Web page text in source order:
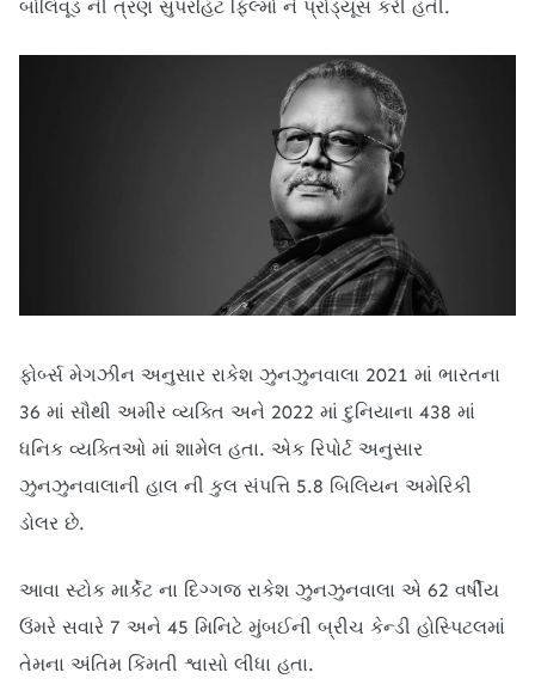
બોલિવૂડ ની ત્રણ સુપરહિટ ફિલ્મો ને પ્રોડ્યૂસ કરી હતી.
ફોર્બ્સ મેગઝીન અનુસાર રાકેશ ઝુનઝુનવાલા 2021 માં ભારતના
36 માં સૌથી અમીર વ્યક્તિ અને 2022 માં દુનિયાના 438 માં
ધનિક વ્યક્તિઓ માં શામેલ હતા. એક રિપોર્ટ અનુસાર
ઝુનઝુનવાલાની હાલ ની કુલ સંપત્તિ 5.8 બિલિયન અમેરિકી
ડોલર છે.
આવા સ્ટોક માર્કેટ ના દિગ્ગજ રાકેશ ઝુનઝુનવાલા એ 62 વર્ષીય
ઉંમરે સવારે 7 અને 45 મિનિટે મુંબઈની બ્રીચ કેન્ડી હોસ્પિટલમાં
તેમના અંતિમ કિંમતી શ્વાસો લીધા હતા.